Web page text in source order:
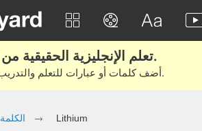
تعلم الإنجليزية الحقيقية من الأفلام والكتب.
أضف كلمات أو عبارات للتعلم والتدريب مع متعلمين آخرين.
الكلمة Lithium